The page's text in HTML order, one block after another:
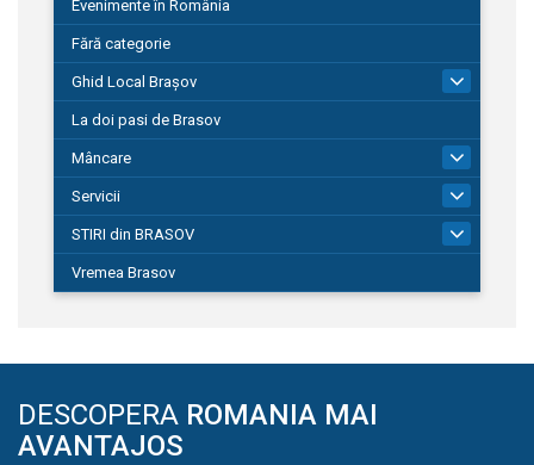
Evenimente în România
Fără categorie
Ghid Local Brașov
La doi pasi de Brasov
Mâncare
Servicii
STIRI din BRASOV
Vremea Brasov
DESCOPERA ROMANIA MAI
AVANTAJOS